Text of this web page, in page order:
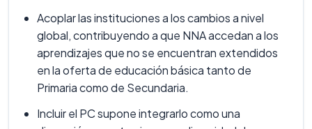
Acoplar las instituciones a los cambios a nivel
global, contribuyendo a que NNA accedan a los
aprendizajes que no se encuentran extendidos
en la oferta de educación básica tanto de
Primaria como de Secundaria.
Incluir el PC supone integrarlo como una